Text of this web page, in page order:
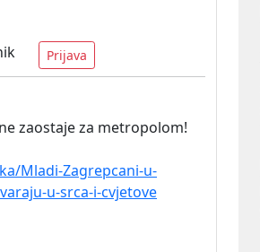
Prijava
zaostaje za metropolom!
Mladi-Zagrepcani-u-
u-srca-i-cvjetove